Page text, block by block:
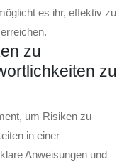
es ihr, effektiv zu
zu
zu
um Risiken zu
in einer
Anweisungen und